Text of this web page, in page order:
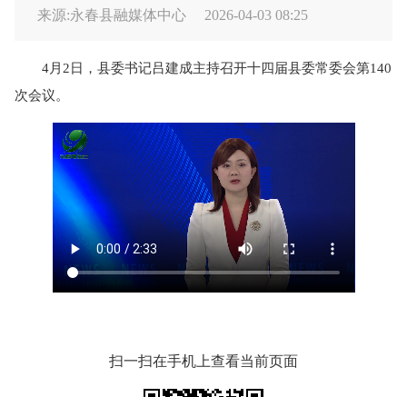
来源:永春县融媒体中心 2026-04-03 08:25
4月2日，县委书记吕建成主持召开十四届县委常委会第140
次会议。
扫一扫在手机上查看当前页面